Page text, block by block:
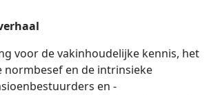
voor de vakinhoudelijke kennis, het
en de intrinsieke
en -